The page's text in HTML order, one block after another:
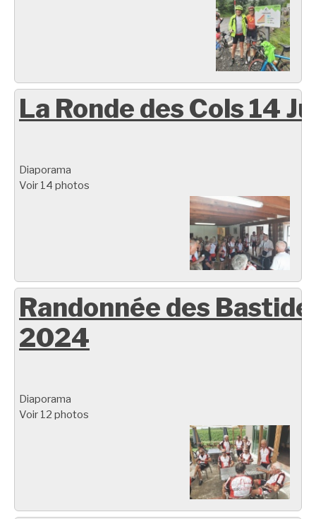
La Ronde des Cols 14
Diaporama
Voir 14 photos
Randonnée des
2024
Diaporama
Voir 12 photos